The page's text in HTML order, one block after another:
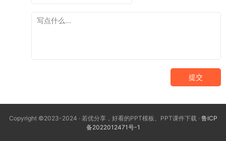
提交
Copyright ©2023-2024 · 若优分享，好看的PPT模板、PPT课件下载 · 鲁ICP
备2022012471号-1